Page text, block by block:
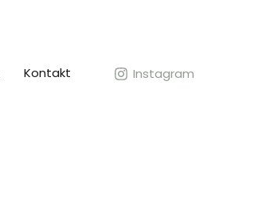
Kontakt Instagram